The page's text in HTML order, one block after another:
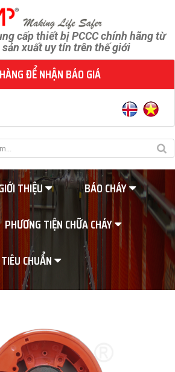
cấp thiết bị PCCC chính hãng từ
xuất uy tín trên thế giới
ĐỂ NHẬN BÁO GIÁ
THIỆU
BÁO CHÁY
PHƯƠNG TIỆN CHỮA CHÁY
TIÊU CHUẨN